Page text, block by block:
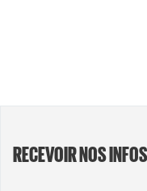
RECEVOIR NOS INFOS